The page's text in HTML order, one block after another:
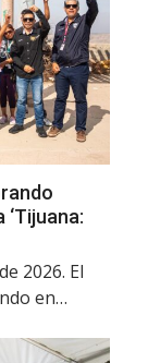
2026. El
en…